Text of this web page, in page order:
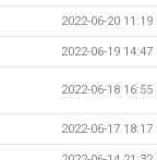
2022-06-20 11:19
2022-06-19 14:47
2022-06-18 16:55
2022-06-17 18:17